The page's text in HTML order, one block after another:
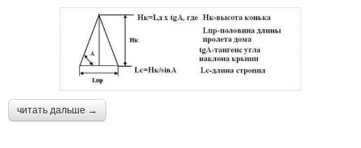
читать дальше →